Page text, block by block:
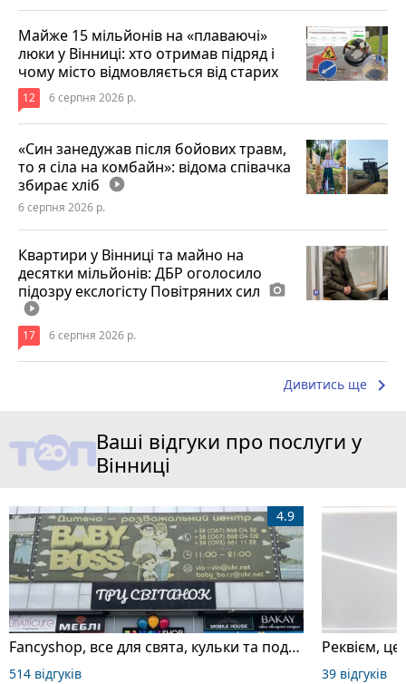
Майже 15 мільйонів на «плаваючі»
люки у Вінниці: хто отримав підряд і
чому місто відмовляється від старих
12 6 серпня 2026 р.
«Син занедужав після бойових травм,
то я сіла на комбайн»: відома співачка
збирає хліб play_circle_filled
6 серпня 2026 р.
Квартири у Вінниці та майно на
десятки мільйонів: ДБР оголосило
підозру екслогісту Повітряних сил photo_camera
play_circle_filled
17 6 серпня 2026 р.
Дивитись ще keyboard_arrow_right
Ваші відгуки про послуги у
Вінниці
Fancyshop, все для свята, кульки та подарунки
4.9
514 відгуків
39 відгуків